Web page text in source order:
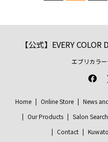
【公式】EVERY
エブリカラ
Home Online Store News
Our Products
Salon Search
Contact